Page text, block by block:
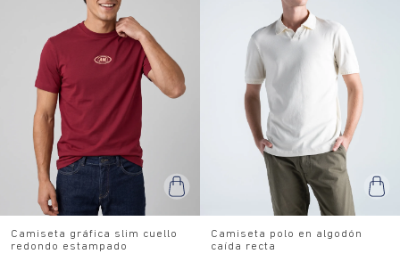
Camiseta gráfica slim cuello
redondo estampado
Camiseta polo en algodón
caída recta